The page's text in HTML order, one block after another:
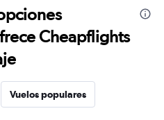
Cheapflights
Vuelos populares